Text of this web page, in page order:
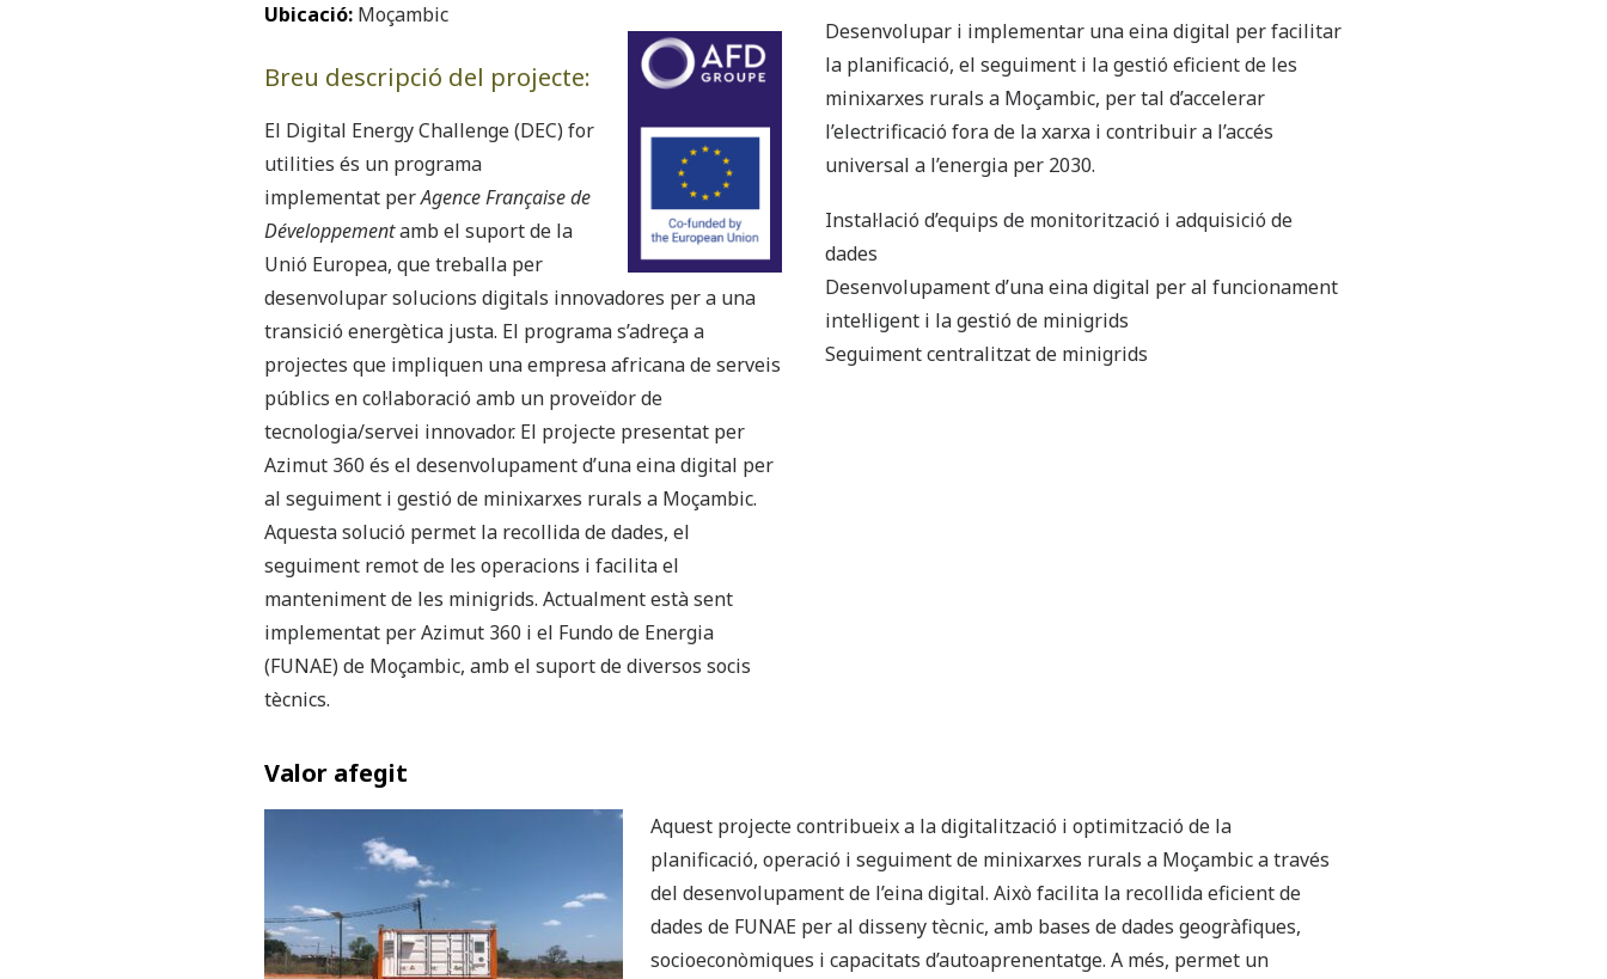
Ubicació:Moçambic
Breu descripció del projecte:
El Digital Energy Challenge (DEC) for
utilities és un programa
implementat perAgence Française de
Développementamb el suport de la
Unió Europea, que treballa per
desenvolupar solucions digitals innovadores per a una
transició energètica justa. El programa s’adreça a
projectes que impliquen una empresa africana de serveis
públics en col·laboració amb un proveïdor de
tecnologia/servei innovador. El projecte presentat per
Azimut 360 és el desenvolupament d’una eina digital per
al seguiment i gestió de minixarxes rurals a Moçambic.
Aquesta solució permet la recollida de dades, el
seguiment remot de les operacions i facilita el
manteniment de les minigrids. Actualment està sent
implementat per Azimut 360 i el Fundo de Energia
(FUNAE) de Moçambic, amb el suport de diversos socis
tècnics.
Desenvolupar i implementar una eina digital per facilitar
la planificació, el seguiment i la gestió eficient de les
minixarxes rurals a Moçambic, per tal d’accelerar
l’electrificació fora de la xarxa i contribuir a l’accés
universal a l’energia per 2030.
Instal·lació d’equips de monitorització i adquisició de
dades
Desenvolupament d’una eina digital per al funcionament
intel·ligent i la gestió de minigrids
Seguiment centralitzat de minigrids
Valor afegit
Aquest projecte contribueix a la digitalització i optimització de la
planificació, operació i seguiment de minixarxes rurals a Moçambic a través
del desenvolupament de l’eina digital. Això facilita la recollida eficient de
dades de FUNAE per al disseny tècnic, amb bases de dades geogràfiques,
socioeconòmiques i capacitats d’autoaprenentatge. A més, permet un